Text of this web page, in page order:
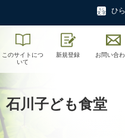
ひ
このサイトにつ
いて
新規登録 お問い合
石川子ども食堂